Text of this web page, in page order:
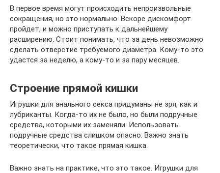
В первое время могут происходить непроизвольные
сокращения, но это нормально. Вскоре дискомфорт
пройдет, и можно приступать к дальнейшему
расширению. Стоит понимать, что за день невозможно
сделать отверстие требуемого диаметра. Кому-то это
удастся за неделю, а кому-то и за пару месяцев.
Строение прямой кишки
Игрушки для анального секса придуманы не зря, как и
лубриканты. Когда-то их не было, но были подручные
средства, которыми их заменяли. Использовать
подручные средства слишком опасно. Важно знать
теоретически, что такое прямая кишка.
Важно знать на практике, что это такое. Игрушки для